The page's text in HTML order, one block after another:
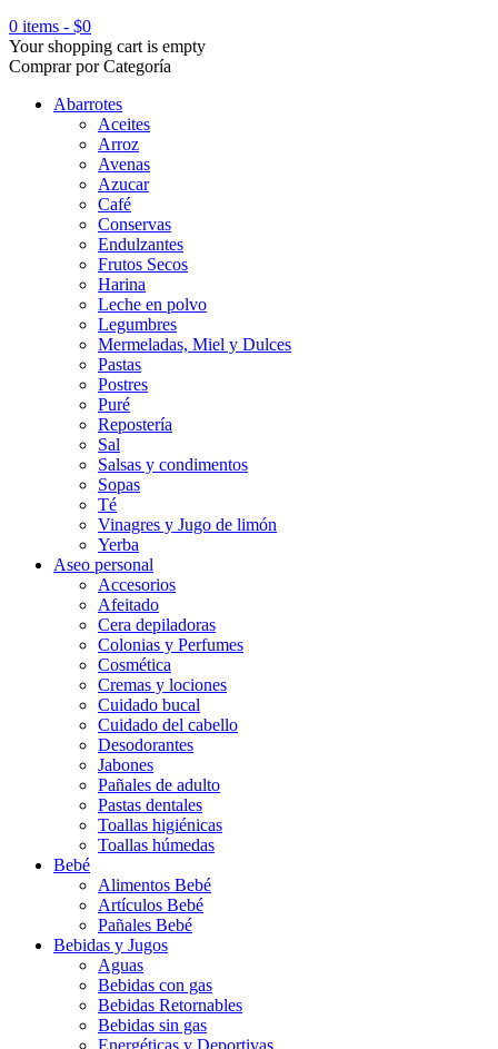
0 items - $0
Your shopping cart is empty
Comprar por Categoría
Abarrotes
Aceites
Arroz
Avenas
Azucar
Café
Conservas
Endulzantes
Frutos Secos
Harina
Leche en polvo
Legumbres
Mermeladas, Miel y Dulces
Pastas
Postres
Puré
Repostería
Sal
Salsas y condimentos
Sopas
Té
Vinagres y Jugo de limón
Yerba
Aseo personal
Accesorios
Afeitado
Cera depiladoras
Colonias y Perfumes
Cosmética
Cremas y lociones
Cuidado bucal
Cuidado del cabello
Desodorantes
Jabones
Pañales de adulto
Pastas dentales
Toallas higiénicas
Toallas húmedas
Bebé
Alimentos Bebé
Artículos Bebé
Pañales Bebé
Bebidas y Jugos
Aguas
Bebidas con gas
Bebidas Retornables
Bebidas sin gas
Energéticas y Deportivas